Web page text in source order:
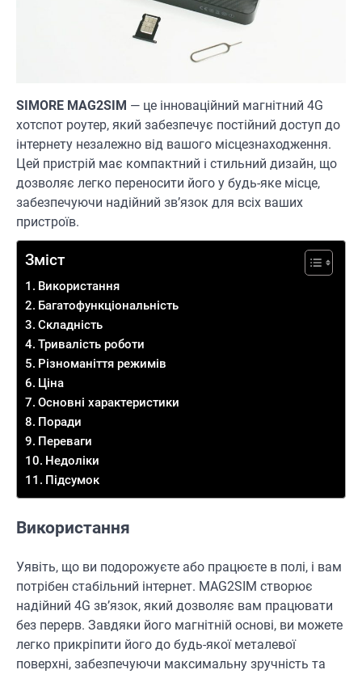
SIMORE MAG2SIM — це інноваційний магнітний 4G
хотспот роутер, який забезпечує постійний доступ до
інтернету незалежно від вашого місцезнаходження.
Цей пристрій має компактний і стильний дизайн, що
дозволяє легко переносити його у будь-яке місце,
забезпечуючи надійний зв’язок для всіх ваших
пристроїв.
Зміст
Використання
Багатофункціональність
Складність
Тривалість роботи
Різноманіття режимів
Ціна
Основні характеристики
Поради
Переваги
Недоліки
Підсумок
Використання
Уявіть, що ви подорожуєте або працюєте в полі, і вам
потрібен стабільний інтернет. MAG2SIM створює
надійний 4G зв’язок, який дозволяє вам працювати
без перерв. Завдяки його магнітній основі, ви можете
легко прикріпити його до будь-якої металевої
поверхні, забезпечуючи максимальну зручність та